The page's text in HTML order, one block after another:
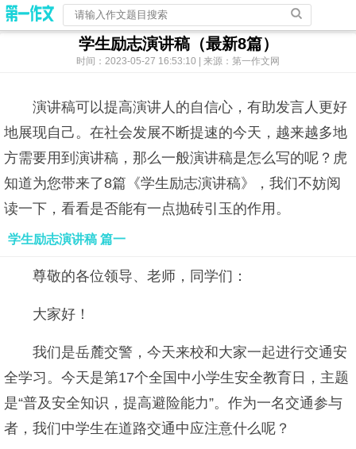
学生励志演讲稿（最新8篇）
时间：2023-05-27 16:53:10 | 来源：第一作文网
演讲稿可以提高演讲人的自信心，有助发言人更好
地展现自己。在社会发展不断提速的今天，越来越多地
方需要用到演讲稿，那么一般演讲稿是怎么写的呢？虎
知道为您带来了8篇《学生励志演讲稿》，我们不妨阅
读一下，看看是否能有一点抛砖引玉的作用。
学生励志演讲稿 篇一
尊敬的各位领导、老师，同学们：
大家好！
我们是岳麓交警，今天来校和大家一起进行交通安
全学习。今天是第17个全国中小学生安全教育日，主题
是“普及安全知识，提高避险能力”。作为一名交通参与
者，我们中学生在道路交通中应注意什么呢？